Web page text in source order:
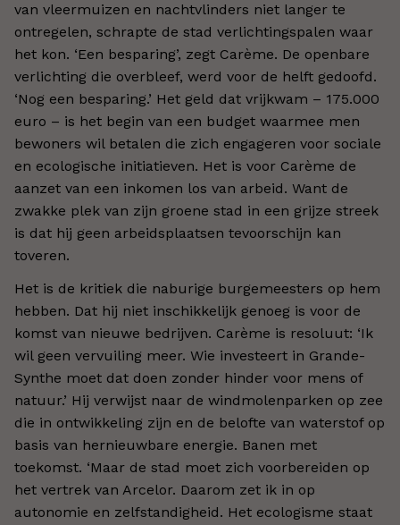
van vleermuizen en nachtvlinders niet langer te
ontregelen, schrapte de stad verlichtingspalen waar
het kon. ‘Een besparing’, zegt Carème. De openbare
verlichting die overbleef, werd voor de helft gedoofd.
‘Nog een besparing.’ Het geld dat vrijkwam – 175.000
euro – is het begin van een budget waarmee men
bewoners wil betalen die zich engageren voor sociale
en ecologische initiatieven. Het is voor Carème de
aanzet van een inkomen los van arbeid. Want de
zwakke plek van zijn groene stad in een grijze streek
is dat hij geen arbeidsplaatsen tevoorschijn kan
toveren.
Het is de kritiek die naburige burgemeesters op hem
hebben. Dat hij niet inschikkelijk genoeg is voor de
komst van nieuwe bedrijven. Carème is resoluut: ‘Ik
wil geen vervuiling meer. Wie investeert in Grande-
Synthe moet dat doen zonder hinder voor mens of
natuur.’ Hij verwijst naar de windmolenparken op zee
die in ontwikkeling zijn en de belofte van waterstof op
basis van hernieuwbare energie. Banen met
toekomst. ‘Maar de stad moet zich voorbereiden op
het vertrek van Arcelor. Daarom zet ik in op
autonomie en zelfstandigheid. Het ecologisme staat